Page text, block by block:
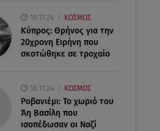
18.11.24 ΚΟΣΜΟΣ
Κύπρος: Θρήνος για την
20χρονη Ειρήνη που
σκοτώθηκε σε τροχαίο
18.11.24 ΚΟΣΜΟΣ
Ροβανιέμι: Το χωριό του
Άη Βασίλη που
ισοπέδωσαν οι Ναζί